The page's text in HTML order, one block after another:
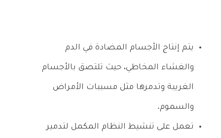
يتم إنتاج الأجسام المضادة في الدم
والغشاء المخاطي، حيث تلتصق بالأجسام
الغريبة وتدمرها مثل مسببات الأمراض
والسموم.
تعمل على تنشيط النظام المكمل لتدمير